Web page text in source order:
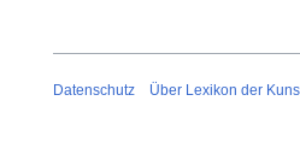
Datenschutz Über Lexikon der